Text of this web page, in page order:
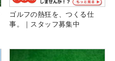
ゴルフの熱狂を、つくる仕
事。｜スタッフ募集中